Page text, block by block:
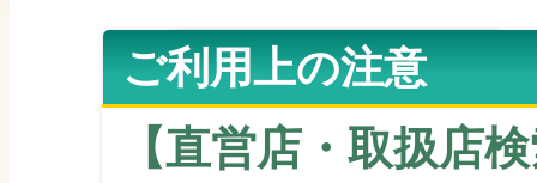
ご利用上の注意
【直営店・取扱店